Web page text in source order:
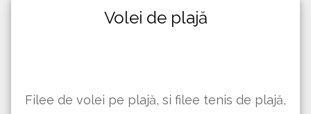
Volei de plajă
Filee de volei pe plajă, si filee tenis de plajă,